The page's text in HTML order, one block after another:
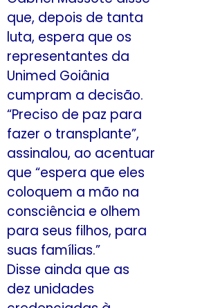
que, depois de tanta
luta, espera que os
representantes da
Unimed Goiânia
cumpram a decisão.
“Preciso de paz para
fazer o transplante”,
assinalou, ao acentuar
que “espera que eles
coloquem a mão na
consciência e olhem
para seus filhos, para
suas famílias.”
Disse ainda que as
dez unidades